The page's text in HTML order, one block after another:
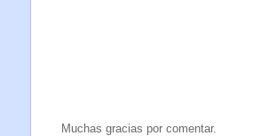
Muchas gracias por comentar.